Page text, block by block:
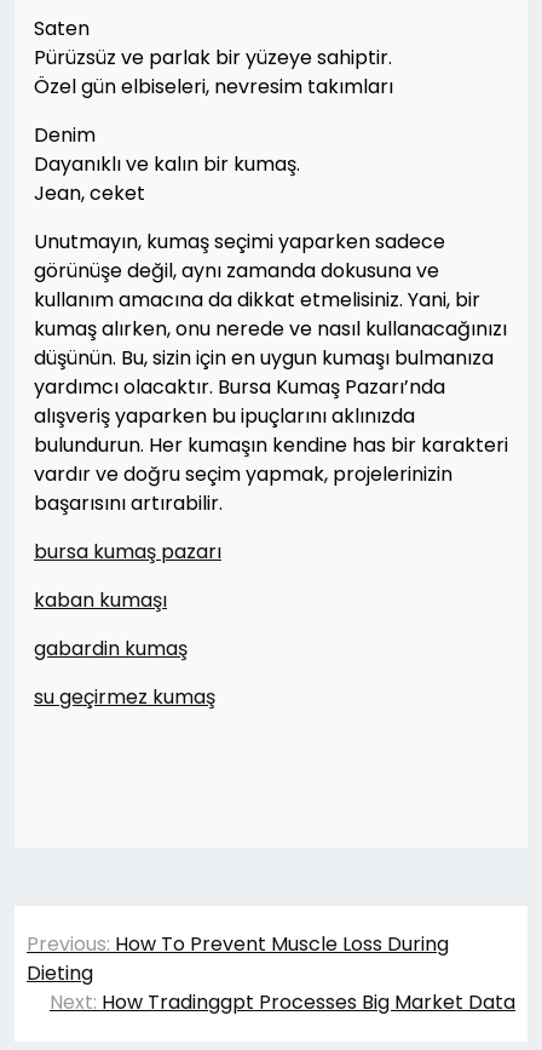
Saten
Pürüzsüz ve parlak bir yüzeye sahiptir.
Özel gün elbiseleri, nevresim takımları
Denim
Dayanıklı ve kalın bir kumaş.
Jean, ceket
Unutmayın, kumaş seçimi yaparken sadece
görünüşe değil, aynı zamanda dokusuna ve
kullanım amacına da dikkat etmelisiniz. Yani, bir
kumaş alırken, onu nerede ve nasıl kullanacağınızı
düşünün. Bu, sizin için en uygun kumaşı bulmanıza
yardımcı olacaktır. Bursa Kumaş Pazarı’nda
alışveriş yaparken bu ipuçlarını aklınızda
bulundurun. Her kumaşın kendine has bir karakteri
vardır ve doğru seçim yapmak, projelerinizin
başarısını artırabilir.
bursa kumaş pazarı
kaban kumaşı
gabardin kumaş
su geçirmez kumaş
Yazı
gezinmesi
Previous: How To Prevent Muscle Loss During
Dieting
Next: How Tradinggpt Processes Big Market Data